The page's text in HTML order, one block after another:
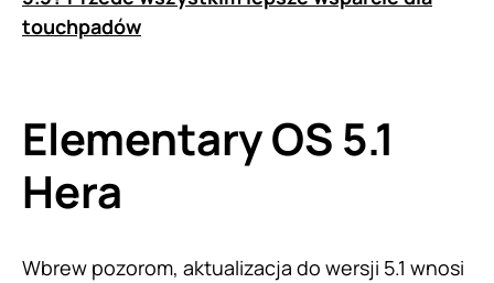
touchpadów
Elementary OS 5.1
Hera
Wbrew pozorom, aktualizacja do wersji 5.1 wnosi